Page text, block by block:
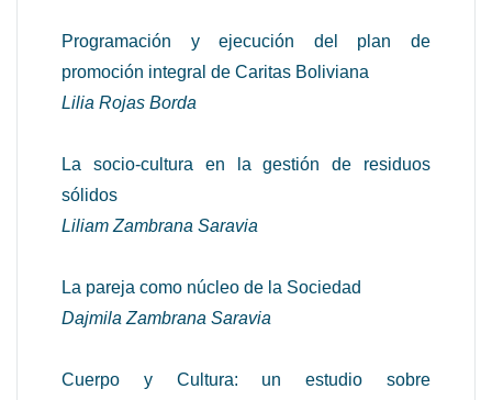
Programación y ejecución del plan de
promoción integral de Caritas Boliviana
Lilia Rojas Borda
La socio-cultura en la gestión de residuos
sólidos
Liliam Zambrana Saravia
La pareja como núcleo de la Sociedad
Dajmila Zambrana Saravia
Cuerpo y Cultura: un estudio sobre